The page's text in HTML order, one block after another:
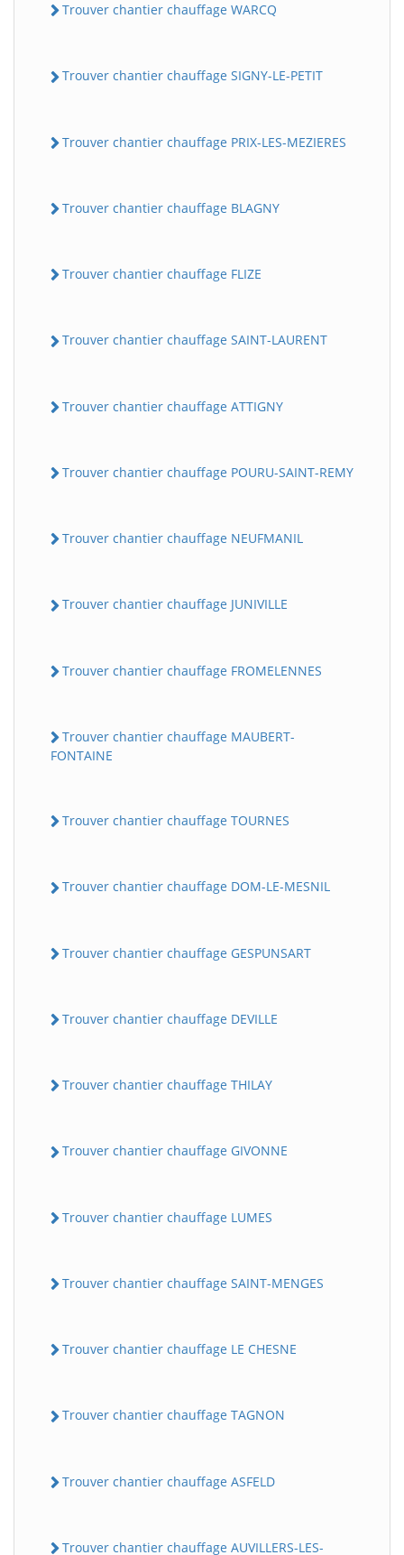
Trouver chantier chauffage WARCQ
Trouver chantier chauffage SIGNY-LE-PETIT
Trouver chantier chauffage PRIX-LES-MEZIERES
Trouver chantier chauffage BLAGNY
Trouver chantier chauffage FLIZE
Trouver chantier chauffage SAINT-LAURENT
Trouver chantier chauffage ATTIGNY
Trouver chantier chauffage POURU-SAINT-REMY
Trouver chantier chauffage NEUFMANIL
Trouver chantier chauffage JUNIVILLE
Trouver chantier chauffage FROMELENNES
Trouver chantier chauffage MAUBERT-
FONTAINE
Trouver chantier chauffage TOURNES
Trouver chantier chauffage DOM-LE-MESNIL
Trouver chantier chauffage GESPUNSART
Trouver chantier chauffage DEVILLE
Trouver chantier chauffage THILAY
Trouver chantier chauffage GIVONNE
Trouver chantier chauffage LUMES
Trouver chantier chauffage SAINT-MENGES
Trouver chantier chauffage LE CHESNE
Trouver chantier chauffage TAGNON
Trouver chantier chauffage ASFELD
Trouver chantier chauffage AUVILLERS-LES-